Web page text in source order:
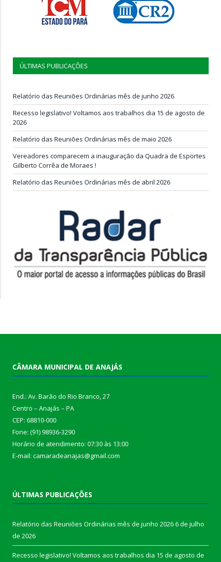
ÚLTIMAS PUBLICAÇÕES
Relatório das Reuniões Ordinárias mês de junho 2026
Recesso legislativo! Voltamos aos trabalhos dia 15 de agosto de
2026
Relatório das Reuniões Ordinárias mês de maio 2026
Vereadores comparecem a inauguração da Quadra de Esportes
Gilberto Corrêa de Moraes !
Relatório das Reuniões Ordinárias mês de abril 2026
CÂMARA MUNICIPAL DE ANAJÁS
End.: Av. Barão do Rio Branco, 27
Centro – Anajás – PA
CEP: 68810-000
Fone: (91) 98936-3290
Horário de atendimento: 07:30 às 13:00
E-mail: camaradeanajas@gmail.com
ÚLTIMAS PUBLICAÇÕES
Relatório das Reuniões Ordinárias mês de junho 20266 de julho
de 2026
Recesso legislativo! Voltamos aos trabalhos dia 15 de agosto de